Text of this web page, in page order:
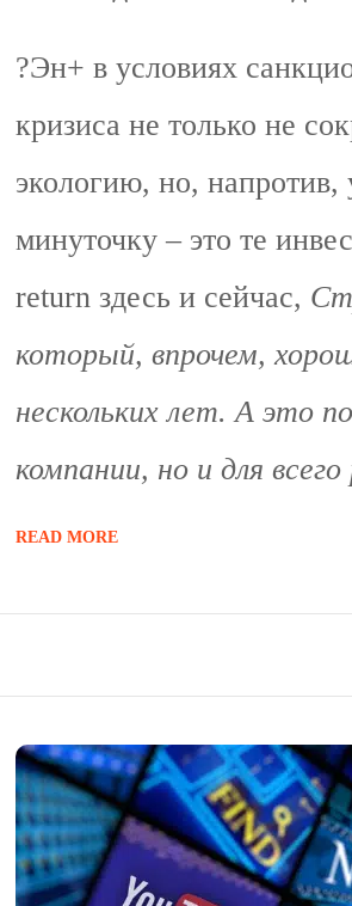
?Эн+ в условиях
кризиса не только не
экологию, но,
минуточку – это те
return здесь и сейчас,
который, впрочем,
нескольких лет. А это
компании, но и для
READ MORE